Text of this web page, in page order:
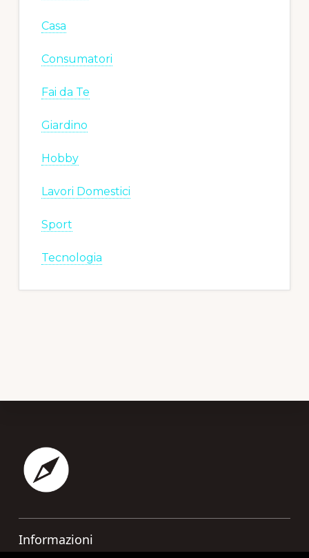
Casa
Consumatori
Fai da Te
Giardino
Hobby
Lavori Domestici
Sport
Tecnologia
Informazioni